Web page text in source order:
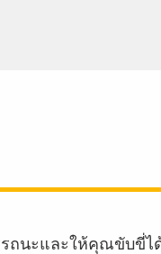
ถนะและให้คุณขับขี่